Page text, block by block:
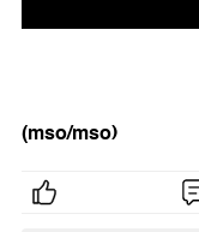
(mso/mso)